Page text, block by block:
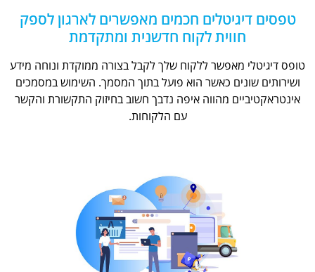
טפסים דיגיטלים חכמים מאפשרים לארגון לספק
חווית לקוח חדשנית ומתקדמת
טופס דיגיטלי מאפשר ללקוח שלך לקבל בצורה ממוקדת ונוחה מידע
ושירותים שונים כאשר הוא פועל בתוך המסמך. השימוש במסמכים
אינטראקטיביים מהווה איפה נדבך חשוב בחיזוק התקשורת והקשר
עם הלקוחות.